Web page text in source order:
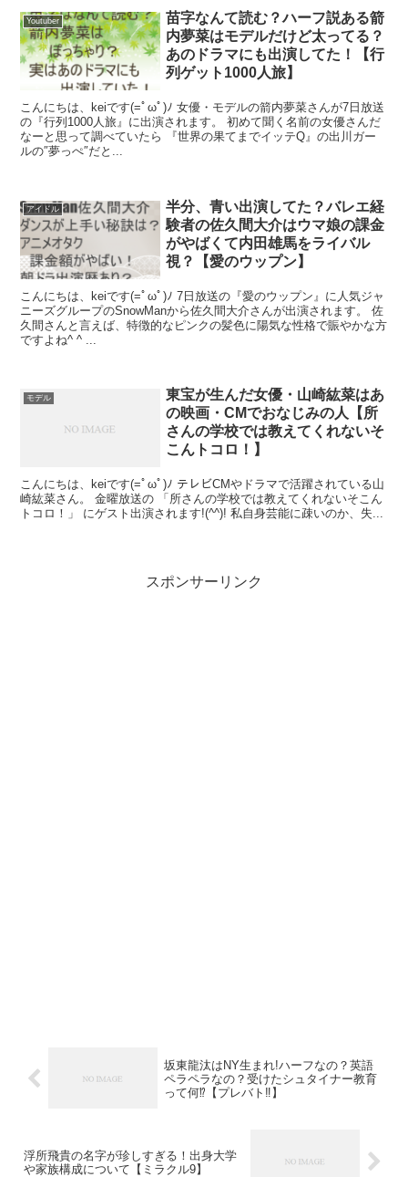
Youtuber
苗字なんて読む？ハーフ説ある箭
内夢菜はモデルだけど太ってる？
あのドラマにも出演してた！【行
列ゲット1000人旅】
こんにちは、keiです(=ﾟωﾟ)ﾉ 女優・モデルの箭内夢菜さんが7日放送
の『行列1000人旅』に出演されます。 初めて聞く名前の女優さんだ
なーと思って調べていたら 『世界の果てまでイッテQ』の出川ガー
ルの″夢っぺ″だと...
アイドル
半分、青い出演してた？バレエ経
験者の佐久間大介はウマ娘の課金
がやばくて内田雄馬をライバル
視？【愛のウップン】
こんにちは、keiです(=ﾟωﾟ)ﾉ 7日放送の『愛のウップン』に人気ジャ
ニーズグループのSnowManから佐久間大介さんが出演されます。 佐
久間さんと言えば、特徴的なピンクの髪色に陽気な性格で賑やかな方
ですよね^ ^ ...
モデル
東宝が生んだ女優・山崎紘菜はあ
の映画・CMでおなじみの人【所
さんの学校では教えてくれないそ
こんトコロ！】
こんにちは、keiです(=ﾟωﾟ)ﾉ テレビCMやドラマで活躍されている山
崎紘菜さん。 金曜放送の 「所さんの学校では教えてくれないそこん
トコロ！」 にゲスト出演されます!(^^)! 私自身芸能に疎いのか、失...
スポンサーリンク
坂東龍汰はNY生まれ!ハーフなの？英語
ペラペラなの？受けたシュタイナー教育
って何⁉︎【プレバト‼︎】
浮所飛貴の名字が珍しすぎる！出身大学
や家族構成について【ミラクル9】